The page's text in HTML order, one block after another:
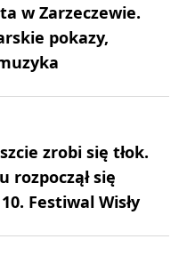
w Zarzeczewie.
pokazy,
zrobi się tłok.
rozpoczął się
Festiwal Wisły